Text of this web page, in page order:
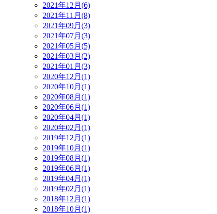
2021年12月(6)
2021年11月(8)
2021年09月(3)
2021年07月(3)
2021年05月(5)
2021年03月(2)
2021年01月(3)
2020年12月(1)
2020年10月(1)
2020年08月(1)
2020年06月(1)
2020年04月(1)
2020年02月(1)
2019年12月(1)
2019年10月(1)
2019年08月(1)
2019年06月(1)
2019年04月(1)
2019年02月(1)
2018年12月(1)
2018年10月(1)